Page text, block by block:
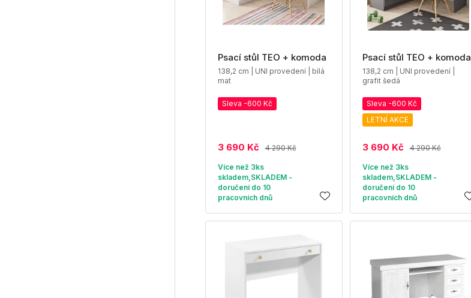
Psací stůl TEO + komoda
138,2 cm | UNI provedení | bílá
mat
Sleva -600 Kč
3 690 Kč 4 290 Kč
Více než 3ks
skladem,SKLADEM -
doručení do 10
pracovních dnů
Psací stůl TEO + komoda
138,2 cm | UNI provedení |
grafit šedá
Sleva -600 Kč
LETNÍ AKCE
3 690 Kč 4 290 Kč
Více než 3ks
skladem,SKLADEM -
doručení do 10
pracovních dnů